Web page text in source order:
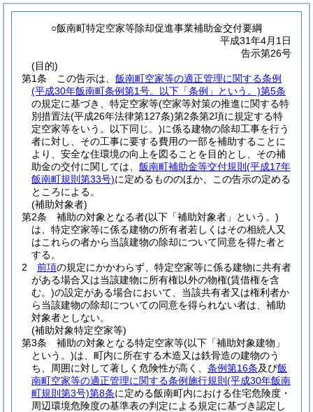
○飯南町特定空家等除却促進事業補助金交付要綱
平成31年4月1日
告示第26号
(目的)
第1条
この告示は、 飯南町空家等の適正管理に関する条例
(平成30年飯南町条例第1号。以下「条例」という。)第5条
の規定に基づき、特定空家等(空家等対策の推進に関する特
別措置法(平成26年法律第127条)第2条第2項に規定する特
定空家等をいう。以下同じ。)に係る建物の除却工事を行う
者に対し、その工事に要する費用の一部を補助することに
より、安全な住環境の向上を図ることを目的とし、その補
助金の交付に関しては、 飯南町補助金等交付規則 (平成17年
飯南町規則第33号)に定めるもののほか、この告示の定める
ところによる。
(補助対象者)
第2条
補助の対象となる者(以下「補助対象者」という。)
は、特定空家等に係る建物の所有者若しくはその相続人又
はこれらの者から当該建物の除却について同意を得た者と
する。
2
前項の規定にかかわらず、特定空家等に係る建物に共有者
がある場合又は当該建物に所有権以外の物権(賃借権を含
む。)の設定がある場合において、当該共有者又は権利者か
ら当該建物の除却についての同意を得られない者は、補助
対象者としない。
(補助対象特定空家等)
第3条
補助の対象となる特定空家等(以下「補助対象建物」
という。)は、町内に所在する木造又は鉄骨造の建物のう
ち、周囲に対して著しく危険性が高く、 条例第16条及び飯
南町空家等の適正管理に関する条例施行規則 (平成30年飯南
町規則第3号)第8条に定める飯南町内における住宅危険度・
周辺環境危険度の基準表の判定による規定に基づき認定し